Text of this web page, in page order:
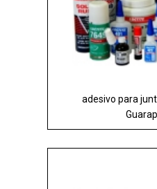
adesivo para